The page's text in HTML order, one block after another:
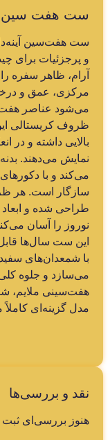
ست هفت سین
ست هفت‌سین
و پرجزئیات برای
آرام، ظاهر سفره
مرکزی، عمق و
می‌شود عناصر
ظروف کریستالی
بالایی داشته و
نمایش می‌دهند.
می‌کند و با
سازگار است. هر
طراحی شده و
نوروز را آسان
این ست سال‌ها
با شمعدان‌های
می‌سازد و جلوه
هفت‌سینی ملایم،
مدل گزینه‌ای
نقد و بررسی‌ها
هنوز بررسی‌ای